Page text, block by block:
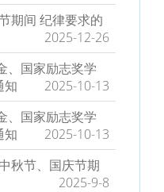
期间 纪律要求的
2025-12-26
、国家励志奖学
知
2025-10-13
、国家励志奖学
知
2025-10-13
秋节、国庆节期
2025-9-8